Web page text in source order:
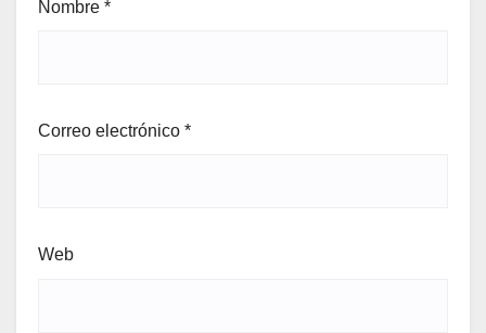
Nombre *
Correo electrónico *
Web